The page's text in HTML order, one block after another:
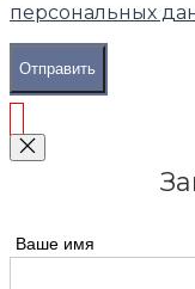
персональных
Отправить
Ваше имя